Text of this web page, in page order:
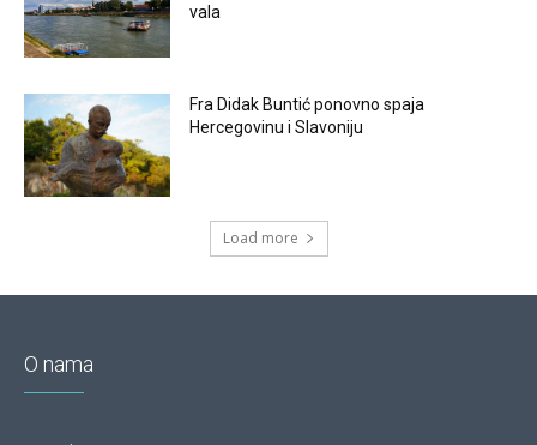
vala
Fra Didak Buntić ponovno spaja
Hercegovinu i Slavoniju
Load more
O nama